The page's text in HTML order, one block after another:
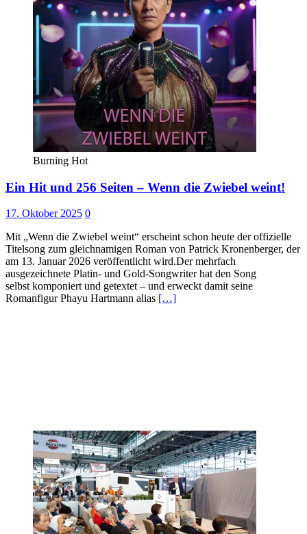
Burning Hot
Ein Hit und 256 Seiten – Wenn die Zwiebel weint!
17. Oktober 2025 0
Mit „Wenn die Zwiebel weint“ erscheint schon heute der offizielle
Titelsong zum gleichnamigen Roman von Patrick Kronenberger, der
am 13. Januar 2026 veröffentlicht wird.Der mehrfach
ausgezeichnete Platin- und Gold-Songwriter hat den Song
selbst komponiert und getextet – und erweckt damit seine
Romanfigur Phayu Hartmann alias […]